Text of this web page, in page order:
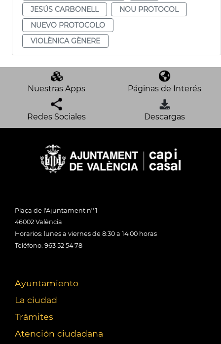
JESÚS CARBONELL
NOU PROTOCOL
NUEVO PROTOCOLO
VIOLÈNICA GÈNERE
Nuestras Apps Páginas de Interés
Redes Sociales Descargas
Plaça de l'Ajuntament nº 1
46002 València
Horarios: lunes a viernes de 8:30 a 14:00 horas
Teléfono: 963 52 54 78
Ayuntamiento
La ciudad
Trámites
Atención ciudadana